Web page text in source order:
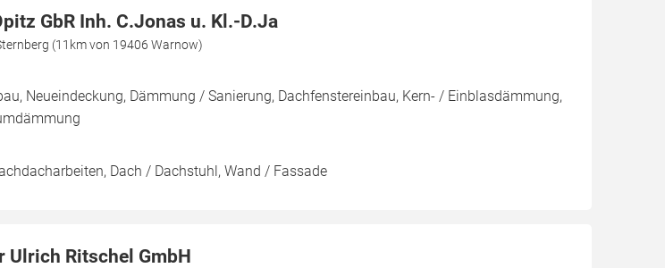
GbR Inh. C.Jonas u. Kl.-D.Ja
(11km von 19406 Warnow)
Neueindeckung, Dämmung / Sanierung, Dachfenstereinbau, Kern- / Einblasdämmung,
Dach / Dachstuhl, Wand / Fassade
Ulrich Ritschel GmbH